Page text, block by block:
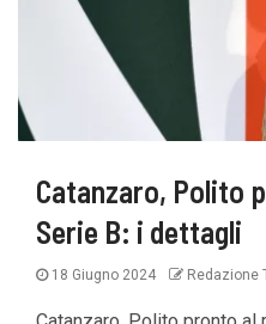
Catanzaro, Polito
Serie B: i dettagli
18 Giugno 2024 Redazione